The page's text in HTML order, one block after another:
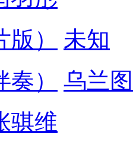
）
未知
）
乌兰
骐维